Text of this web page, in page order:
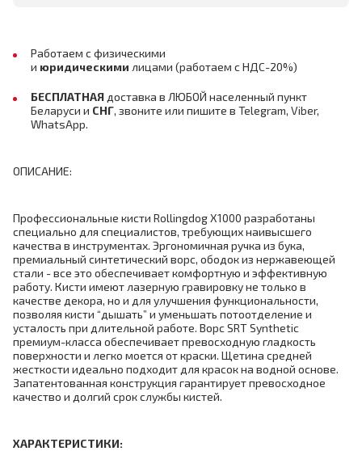
Работаем с физическими
и юридическими лицами (работаем с НДС-20%)
БЕСПЛАТНАЯ доставка в ЛЮБОЙ населенный пункт
Беларуси и СНГ, звоните или пишите в Telegram, Viber,
WhatsApp.
ОПИСАНИЕ:
Профессиональные кисти Rollingdog X1000 разработаны
специально для специалистов, требующих наивысшего
качества в инструментах. Эргономичная ручка из бука,
премиальный синтетический ворс, ободок из нержавеющей
стали - все это обеспечивает комфортную и эффективную
работу. Кисти имеют лазерную гравировку не только в
качестве декора, но и для улучшения функциональности,
позволяя кисти “дышать” и уменьшать потоотделение и
усталость при длительной работе. Ворс SRT Synthetic
премиум-класса обеспечивает превосходную гладкость
поверхности и легко моется от краски. Щетина средней
жесткости идеально подходит для красок на водной основе.
Запатентованная конструкция гарантирует превосходное
качество и долгий срок службы кистей.
ХАРАКТЕРИСТИКИ: